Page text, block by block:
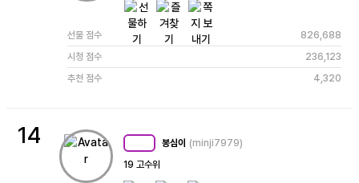
선물 점수
826,688
시청 점수
236,123
추천 점수
4,320
14 봉심이 (minji7979)
19 고수위